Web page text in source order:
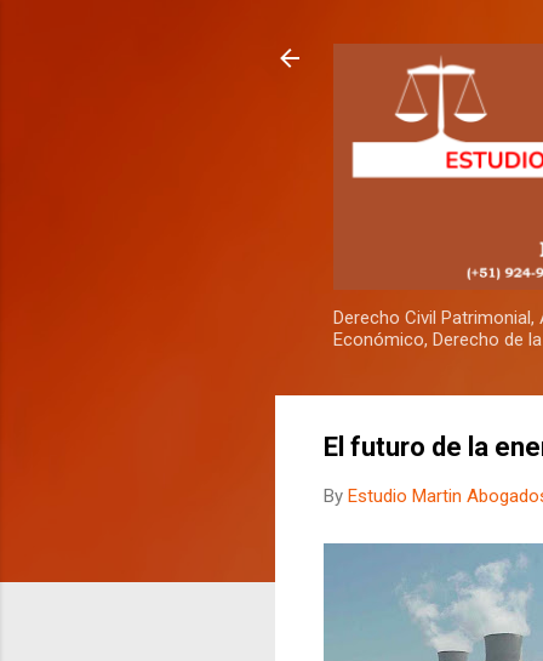
Derecho Civil
Económico, Derecho de
El futuro de la
By Estudio Martin